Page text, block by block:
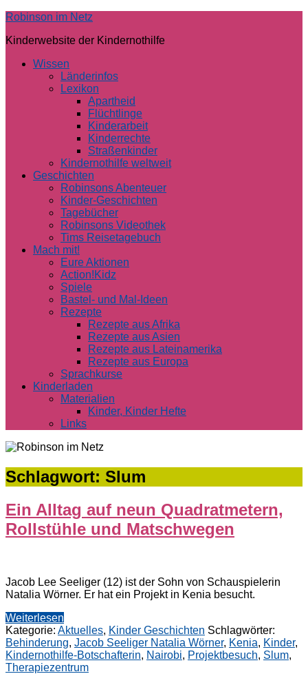
Skip
content
Robinson im Netz
Kinderwebsite der Kindernothilfe
Wissen
Länderinfos
Lexikon
Apartheid
Flüchtlinge
Kinderarbeit
Kinderrechte
Straßenkinder
Kindernothilfe weltweit
Geschichten
Robinsons Abenteuer
Kinder-Geschichten
Tagebücher
Robinsons Videothek
Tims Reisetagebuch
Mach mit!
Eure Aktionen
Action!Kidz
Spiele
Bastel- und Mal-Ideen
Rezepte
Rezepte aus Afrika
Rezepte aus Asien
Rezepte aus Lateinamerika
Rezepte aus Europa
Sprachkurse
Kinderladen
Materialien
Kinder, Kinder Hefte
Links
Schlagwort: Slum
Ein Alltag auf neun Quadratmetern,
Rollstühle und Matschwegen
Jacob Lee Seeliger (12) ist der Sohn von Schauspielerin
Natalia Wörner. Er hat ein Projekt in Kenia besucht.
Weiterlesen
Kategorie: Aktuelles, Kinder Geschichten Schlagwörter:
Behinderung, Jacob Seeliger Natalia Wörner, Kenia, Kinder,
Kindernothilfe-Botschafterin, Nairobi, Projektbesuch, Slum,
Therapiezentrum